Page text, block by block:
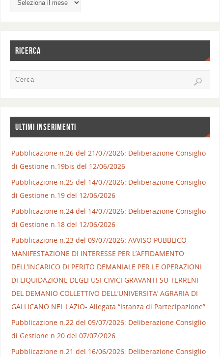
RICERCA
ULTIMI INSERIMENTI
Pubblicazione n.26 del 21/07/2026: Deliberazione Consiglio
di Gestione n.19bis del 12/06/2026
Pubblicazione n.25 del 14/07/2026: Deliberazione Consiglio
di Gestione n.19 del 12/06/2026
Pubblicazione n.24 del 14/07/2026: Deliberazione Consiglio
di Gestione n.18 del 12/06/2026
Pubblicazione n.23 del 09/07/2026: AVVISO PUBBLICO
MANIFESTAZIONE DI INTERESSE PER L’AFFIDAMENTO
DELL’INCARICO DI PERITO DEMANIALE PER LE OPERAZIONI
DI LIQUIDAZIONE DEGLI USI CIVICI GRAVANTI SU TERRENI
DEL DEMANIO COLLETTIVO DELL’UNIVERSITA’ AGRARIA DI
GALLICANO NEL LAZIO- Allegata “Istanza di Partecipazione”.
Pubblicazione n.22 del 09/07/2026: Deliberazione Consiglio
di Gestione n.20 del 07/07/2026
Pubblicazione n.21 del 16/06/2026: Deliberazione Consiglio